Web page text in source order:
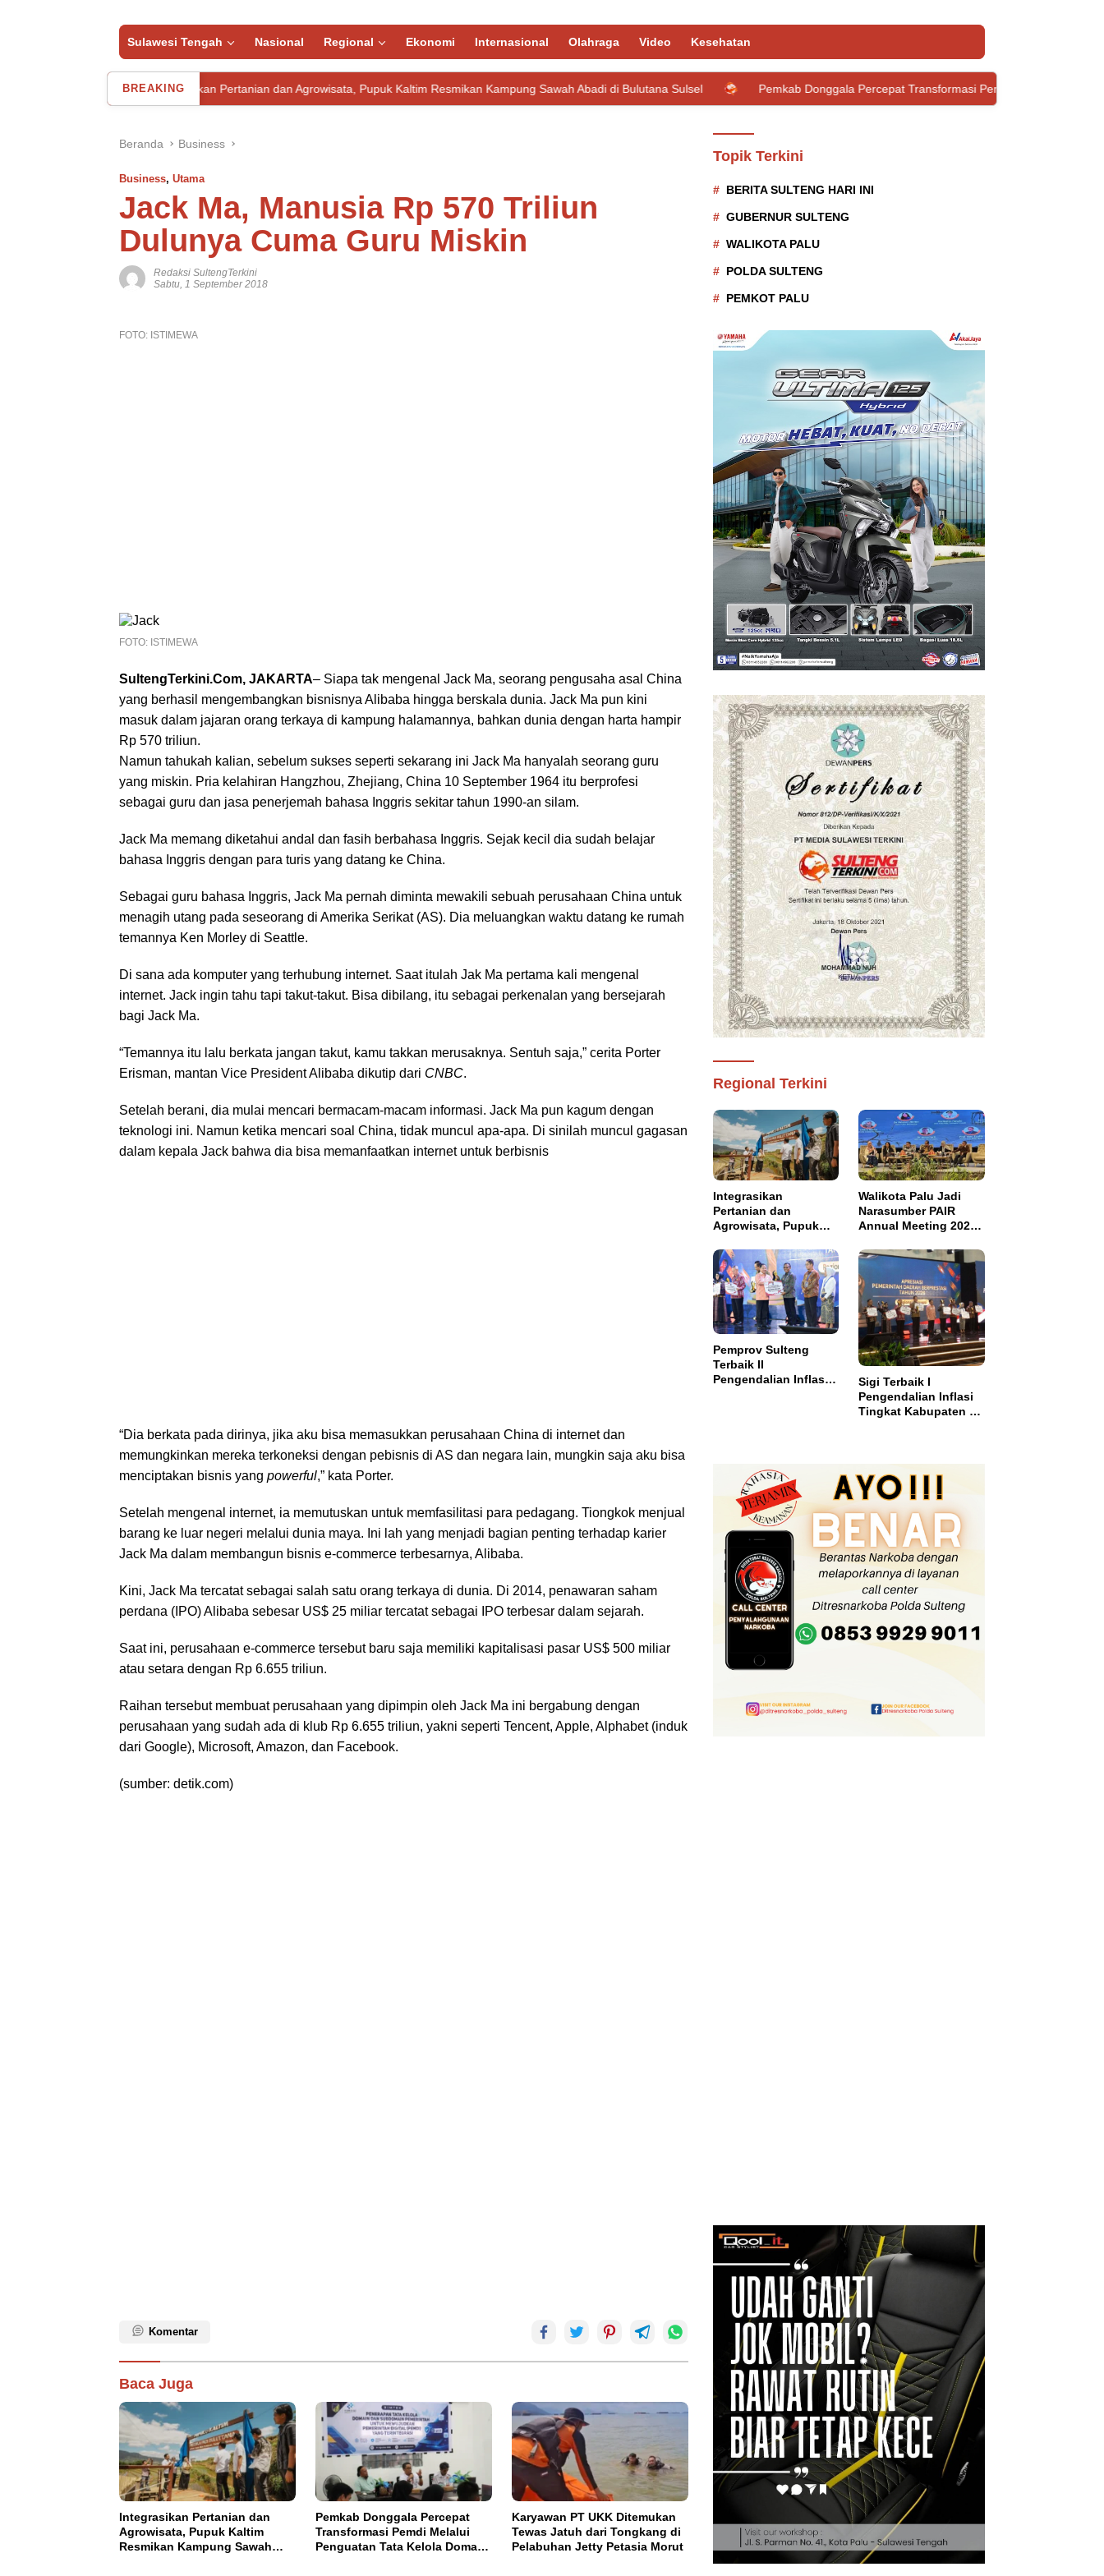
Sulawesi Tengah Nasional Regional Ekonomi Internasional Olahraga Video Kesehatan
BREAKING
Integrasikan Pertanian dan Agrowisata, Pupuk Kaltim Resmikan Kampung Sawah Abadi di Bulutana Sulsel Pemkab Donggala Percepat Transformasi Pemdi Melalui Penguatan Tata Kelola
Beranda Business
Business, Utama
Jack Ma, Manusia Rp 570 Triliun
Dulunya Cuma Guru Miskin
Redaksi SultengTerkini
Sabtu, 1 September 2018
FOTO: ISTIMEWA
FOTO: ISTIMEWA
SultengTerkini.Com, JAKARTA– Siapa tak mengenal Jack Ma, seorang pengusaha asal China
yang berhasil mengembangkan bisnisnya Alibaba hingga berskala dunia. Jack Ma pun kini
masuk dalam jajaran orang terkaya di kampung halamannya, bahkan dunia dengan harta hampir
Rp 570 triliun.
Namun tahukah kalian, sebelum sukses seperti sekarang ini Jack Ma hanyalah seorang guru
yang miskin. Pria kelahiran Hangzhou, Zhejiang, China 10 September 1964 itu berprofesi
sebagai guru dan jasa penerjemah bahasa Inggris sekitar tahun 1990-an silam.
Jack Ma memang diketahui andal dan fasih berbahasa Inggris. Sejak kecil dia sudah belajar
bahasa Inggris dengan para turis yang datang ke China.
Sebagai guru bahasa Inggris, Jack Ma pernah diminta mewakili sebuah perusahaan China untuk
menagih utang pada seseorang di Amerika Serikat (AS). Dia meluangkan waktu datang ke rumah
temannya Ken Morley di Seattle.
Di sana ada komputer yang terhubung internet. Saat itulah Jak Ma pertama kali mengenal
internet. Jack ingin tahu tapi takut-takut. Bisa dibilang, itu sebagai perkenalan yang bersejarah
bagi Jack Ma.
“Temannya itu lalu berkata jangan takut, kamu takkan merusaknya. Sentuh saja,” cerita Porter
Erisman, mantan Vice President Alibaba dikutip dari CNBC.
Setelah berani, dia mulai mencari bermacam-macam informasi. Jack Ma pun kagum dengan
teknologi ini. Namun ketika mencari soal China, tidak muncul apa-apa. Di sinilah muncul gagasan
dalam kepala Jack bahwa dia bisa memanfaatkan internet untuk berbisnis
“Dia berkata pada dirinya, jika aku bisa memasukkan perusahaan China di internet dan
memungkinkan mereka terkoneksi dengan pebisnis di AS dan negara lain, mungkin saja aku bisa
menciptakan bisnis yang powerful,” kata Porter.
Setelah mengenal internet, ia memutuskan untuk memfasilitasi para pedagang. Tiongkok menjual
barang ke luar negeri melalui dunia maya. Ini lah yang menjadi bagian penting terhadap karier
Jack Ma dalam membangun bisnis e-commerce terbesarnya, Alibaba.
Kini, Jack Ma tercatat sebagai salah satu orang terkaya di dunia. Di 2014, penawaran saham
perdana (IPO) Alibaba sebesar US$ 25 miliar tercatat sebagai IPO terbesar dalam sejarah.
Saat ini, perusahaan e-commerce tersebut baru saja memiliki kapitalisasi pasar US$ 500 miliar
atau setara dengan Rp 6.655 triliun.
Raihan tersebut membuat perusahaan yang dipimpin oleh Jack Ma ini bergabung dengan
perusahaan yang sudah ada di klub Rp 6.655 triliun, yakni seperti Tencent, Apple, Alphabet (induk
dari Google), Microsoft, Amazon, dan Facebook.
(sumber: detik.com)
Komentar
Baca Juga
Integrasikan Pertanian dan
Agrowisata, Pupuk Kaltim
Resmikan Kampung Sawah
Pemkab Donggala Percepat
Transformasi Pemdi Melalui
Penguatan Tata Kelola Domain
Karyawan PT UKK Ditemukan
Tewas Jatuh dari Tongkang di
Pelabuhan Jetty Petasia Morut
Topik Terkini
BERITA SULTENG HARI INI
GUBERNUR SULTENG
WALIKOTA PALU
POLDA SULTENG
PEMKOT PALU
Regional Terkini
Integrasikan
Pertanian dan
Agrowisata, Pupuk
Kampung Sawah
Abadi di Bulutana
Sulsel
Walikota Palu Jadi
Narasumber PAIR
Annual Meeting 2026
Pemprov Sulteng
Terbaik II
Pengendalian Inflasi,
Sigi Terbaik I
Pengendalian Inflasi
Tingkat Kabupaten se